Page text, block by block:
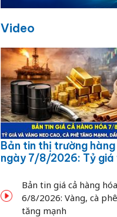
Video
Bản tin thị trường
ngày 7/8/2026: Tỷ giá
dầu thế giới bật tăng
Bản tin giá cả hàng
6/8/2026: Vàng, cà
tăng mạnh